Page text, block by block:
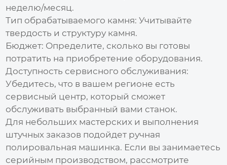
неделю/месяц.
Тип обрабатываемого камня: Учитывайте
твердость и структуру камня.
Бюджет: Определите, сколько вы готовы
потратить на приобретение оборудования.
Доступность сервисного обслуживания:
Убедитесь, что в вашем регионе есть
сервисный центр, который сможет
обслуживать выбранный вами станок.
Для небольших мастерских и выполнения
штучных заказов подойдет ручная
полировальная машинка. Если вы занимаетесь
серийным производством, рассмотрите